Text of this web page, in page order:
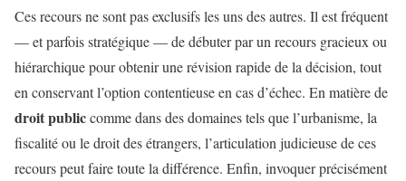
Ces recours ne sont pas exclusifs les uns des autres. Il est fréquent
— et parfois stratégique — de débuter par un recours gracieux ou
hiérarchique pour obtenir une révision rapide de la décision, tout
en conservant l’option contentieuse en cas d’échec. En matière de
droit publiccomme dans des domaines tels que l’urbanisme, la
fiscalité ou le droit des étrangers, l’articulation judicieuse de ces
recours peut faire toute la différence. Enfin, invoquer précisément